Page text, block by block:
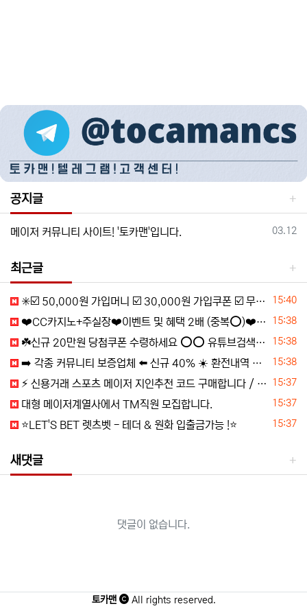
공지글
등록일
03.12
메이저 커뮤니티 사이트! '토카맨'입니다.
최근글
등록일
15:40
✳️☑️ 50,000원 가입머니 ☑️ 30,000원 가입쿠폰 ☑️ 무제한 입금플러스 ☑️ 첫충50% ☑️ 요율 4.0% 지급 ☑️ 무사고 메이저 ☑️✳️
등록일
15:38
❤️CC️카지노+주실장❤️이벤트 및 혜택 2배 (중복⭕️)❤️탄탄한 자본, 무사고 ✅빠른충환✅
등록일
15:38
☘️️신규 20만원 당첨쿠폰 수령하세요 ⭕️⭕️ 유튜브검색 > 수아영상방☘️
등록일
15:38
➡️ 각종 커뮤니티 보증업체 ⬅️ 신규 40% ☀️ 환전내역 있어도 무한매충 5% ☀️ 페이백 7% ☀️ 1+0.5 ~ ☀️ 매일 홀덤 무료토너먼트 ☀
등록일
15:37
⚡️ 신용거래 스포츠 메이저 지인추천 코드 구매합니다 / 그외 지노,자비스,수기자 모십니다 ⚡️
등록일
15:37
️️대형 메이저계열사에서 TM직원 모집합니다.
등록일
15:37
⭐️LET'S BET 렛츠벳 - 테더 & 원화 입출금가능 !⭐️
새댓글
댓글이 없습니다.
토카맨 All rights reserved.